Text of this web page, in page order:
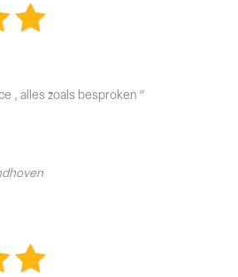
, alles zoals besproken “